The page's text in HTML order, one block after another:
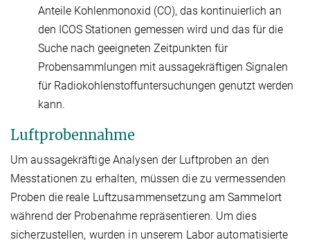
Anteile Kohlenmonoxid (CO), das kontinuierlich an
den ICOS Stationen gemessen wird und das für die
Suche nach geeigneten Zeitpunkten für
Probensammlungen mit aussagekräftigen Signalen
für Radiokohlenstoffuntersuchungen genutzt werden
kann.
Luftprobennahme
Um aussagekräftige Analysen der Luftproben an den
Messtationen zu erhalten, müssen die zu vermessenden
Proben die reale Luftzusammensetzung am Sammelort
während der Probenahme repräsentieren. Um dies
sicherzustellen, wurden in unserem Labor automatisierte